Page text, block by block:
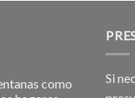
como
Si